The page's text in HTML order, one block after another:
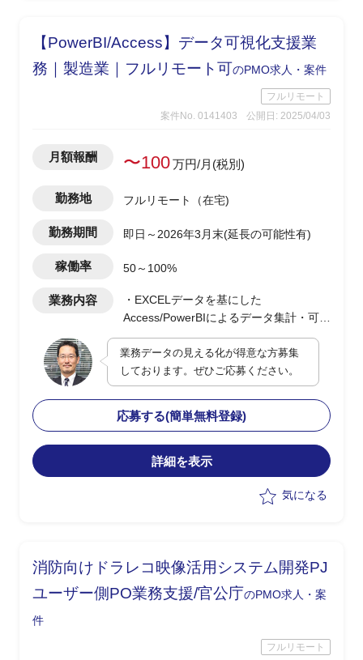
【PowerBI/Access】データ可視化支援業
務｜製造業｜フルリモート可のPMO求人・案件
フルリモート
案件No. 0141403
公開日: 2025/04/03
月額報酬 〜100万円/月(税別)
勤務地 フルリモート（在宅)
勤務期間 即日～2026年3月末(延長の可能性有)
稼働率 50～100%
業務内容
・EXCELデータを基にした
Access/PowerBIによるデータ集計・可視
化のダッシュボード作成
・最適なDB構成の検討及び提案型での
業務改善支援
・顧客PJの決裁/発注/契約などの各種手
続き支援
・現行業務理解者と連携したスムーズな
引継ぎを想定
業務データの見える化が得意な方募集
しております。ぜひご応募ください。
応募する(簡単無料登録)
詳細を表示
気になる
消防向けドラレコ映像活用システム開発PJ
ユーザー側PO業務支援/官公庁のPMO求人・案
件
フルリモート